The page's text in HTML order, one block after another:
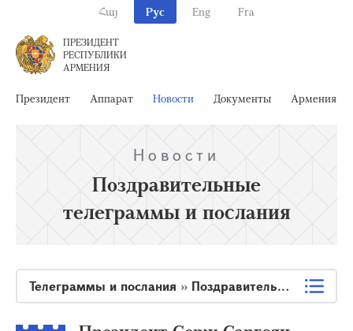
Հայ Рус Eng Fra
ПРЕЗИДЕНТ
РЕСПУБЛИКИ
АРМЕНИЯ
Президент Аппарат Новости Документы Армения
Новости
Поздравительные
телеграммы и послания
Телеграммы и послания » Поздравительные телеграммы и послания